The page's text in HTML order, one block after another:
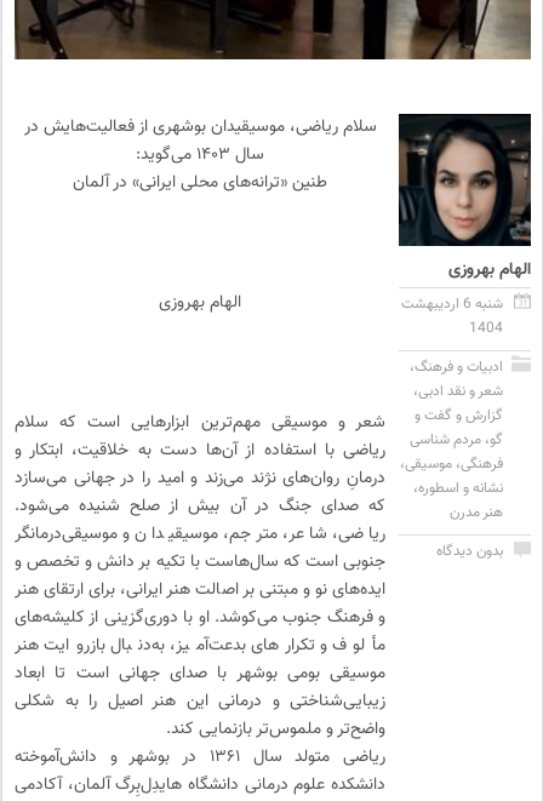
الهام بهروزی
شنبه 6 اردیبهشت
1404
ادبیات و فرهنگ،
شعر و نقد ادبی،
گزارش و گفت و
گو، مردم شناسی
فرهنگی، موسیقی،
نشانه و اسطوره،
هنر مدرن
بدون دیدگاه
سلام ریاضی، موسیقیدان بوشهری از فعالیت‌هایش در
سال ۱۴۰۳ می‌گوید:
طنین‌ «ترانه‌های محلی ایرانی» در آلمان
الهام بهروزی
شعر و موسیقی مهم‌ترین ابزارهایی است که سلام
ریاضی با استفاده از آن‌ها دست به خلاقیت، ابتکار و
درمانِ روان‌های نژند می‌زند و امید را در جهانی می‌سازد
که صدای جنگ در آن بیش از صلح شنیده می‌شود.
ریاضی، شاعر، مترجم، موسیقیدان و موسیقی‌درمانگر
جنوبی است که سال‌هاست با تکیه بر دانش و تخصص و
ایده‌های نو و مبتنی بر اصالت هنر ایرانی، برای ارتقای هنر
و فرهنگ جنوب می‌کوشد. او با دوری‌گزینی از کلیشه‌های
مألوف و تکرارهای بدعت‌آمیز، به‌دنبال بازروایت هنر
موسیقی بومی بوشهر با صدای جهانی است تا ابعاد
زیبایی‌شناختی و درمانی این هنر اصیل را به شکلی
واضح‌تر و ملموس‌تر بازنمایی کند.
ریاضی متولد سال ۱۳۶۱ در بوشهر و دانش‌آموخته
دانشکده علوم درمانی دانشگاه هایدِل‌بِرگ آلمان، آکادمی